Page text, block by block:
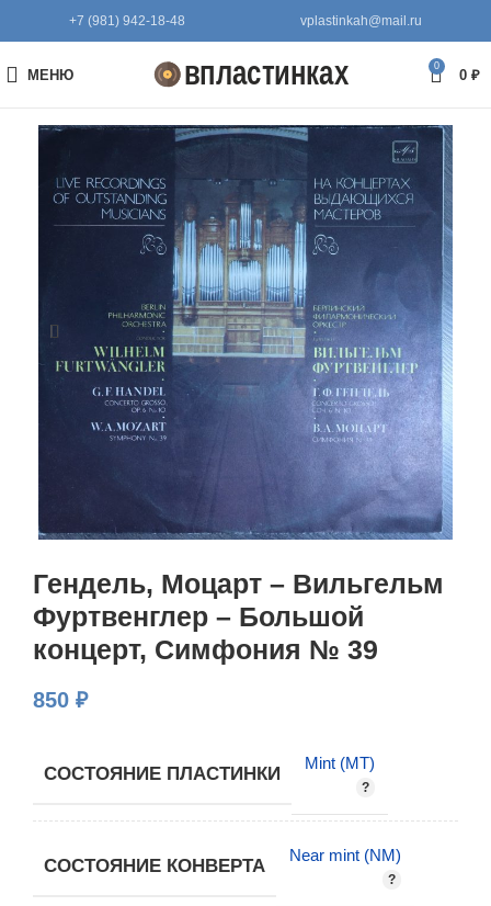
+7 (981) 942-18-48 vplastinkah@mail.ru
МЕНЮ
0
0 ₽
Гендель, Моцарт – Вильгельм
Фуртвенглер – Большой
концерт, Симфония № 39
850 ₽
СОСТОЯНИЕ ПЛАСТИНКИ
Mint (MT)
СОСТОЯНИЕ КОНВЕРТА
Near mint (NM)